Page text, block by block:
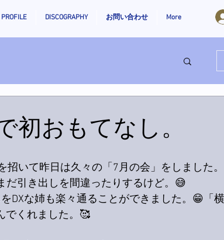
PROFILE DISCOGRAPHY お問い合わせ More
初おもてなし。
招いて昨日は久々の「7月の会」をしました。
引き出しを間違ったりするけど。😅
DXな姉も楽々通ることができました。😁「
でくれました。🥰